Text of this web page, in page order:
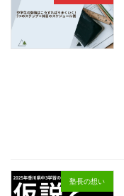
塾長の想い